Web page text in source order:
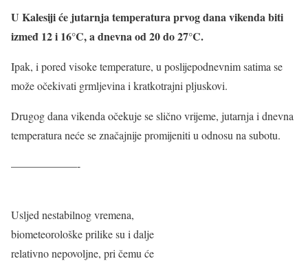
U Kalesiji će jutarnja temperatura prvog dana vikenda biti
izmeđ 12 i 16°C, a dnevna od 20 do 27°C.
Ipak, i pored visoke temperature, u poslijepodnevnim satima se
može očekivati grmljevina i kratkotrajni pljuskovi.
Drugog dana vikenda očekuje se slično vrijeme, jutarnja i dnevna
temperatura neće se značajnije promijeniti u odnosu na subotu.
——————-
Usljed nestabilnog vremena,
biometeorološke prilike su i dalje
relativno nepovoljne, pri čemu će